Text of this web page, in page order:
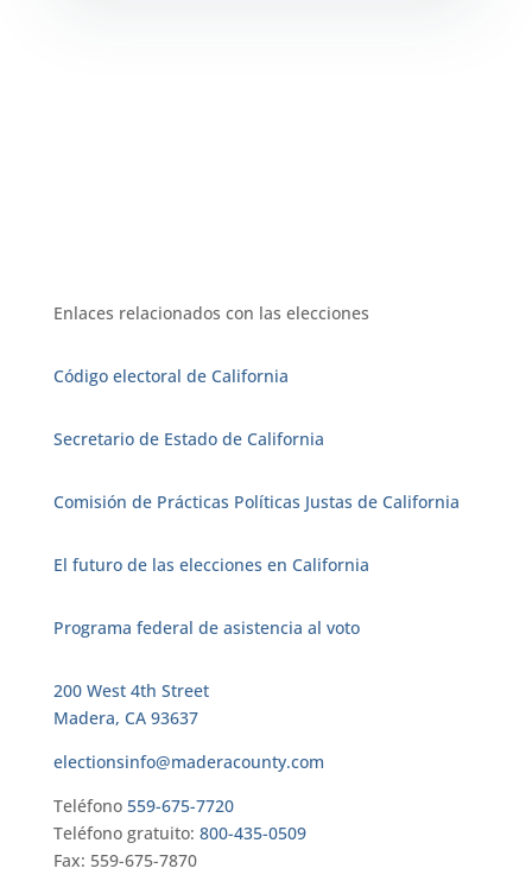
Enlaces relacionados con las elecciones
Código electoral de California
Secretario de Estado de California
Comisión de Prácticas Políticas Justas de California
El futuro de las elecciones en California
Programa federal de asistencia al voto
200 West 4th Street
Madera, CA 93637
electionsinfo@maderacounty.com
Teléfono 559-675-7720
Teléfono gratuito: 800-435-0509
Fax: 559-675-7870